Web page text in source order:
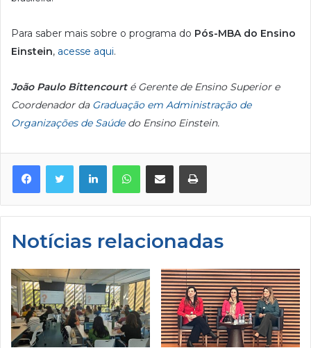
Para saber mais sobre o programa do Pós-MBA do Ensino
Einstein, acesse aqui.
João Paulo Bittencourté Gerente de Ensino Superior e
Coordenador da Graduação em Administração de
Organizações de Saúdedo Ensino Einstein.
Linkedin WhatsApp
Notícias relacionadas